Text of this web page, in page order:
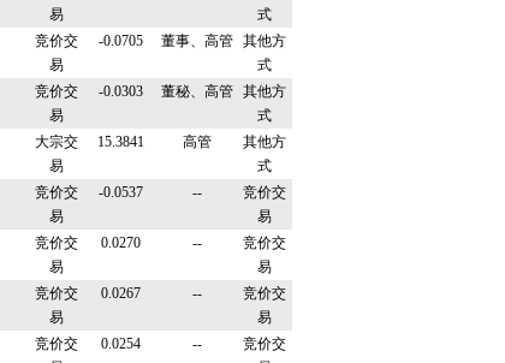
易
式
竞价交
易
-0.0705 董事、高管 其他方
式
竞价交
易
-0.0303 董秘、高管 其他方
式
大宗交
易
15.3841 高管
其他方
式
竞价交
易
-0.0537 --
竞价交
易
竞价交
易
0.0270 --
竞价交
易
竞价交
易
0.0267 --
竞价交
易
竞价交
0.0254 --
竞价交